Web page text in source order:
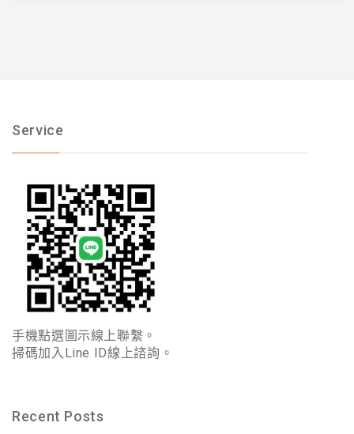
Service
手機點選圖示線上聯繫。
掃碼加入Line ID線上諮詢。
Recent Posts